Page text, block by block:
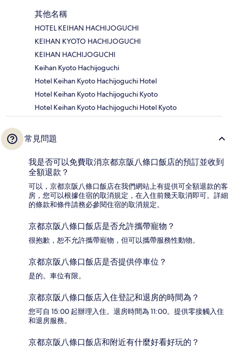
其他名稱
HOTEL KEIHAN HACHIJOGUCHI
KEIHAN KYOTO HACHIJOGUCHI
KEIHAN HACHIJOGUCHI
Keihan Kyoto Hachijoguchi
Hotel Keihan Kyoto Hachijoguchi Hotel
Hotel Keihan Kyoto Hachijoguchi Kyoto
Hotel Keihan Kyoto Hachijoguchi Hotel Kyoto
常見問題
我是否可以免費取消京都京阪八條口飯店的預訂並收到
全額退款？
可以，京都京阪八條口飯店在我們網站上有提供可全額退款的客
房，您可以根據住宿的取消規定，在入住前幾天取消即可。詳細
的條款和條件請務必參閱住宿的取消規定。
京都京阪八條口飯店是否允許攜帶寵物？
很抱歉，恕不允許攜帶寵物，但可以攜帶服務性動物。
京都京阪八條口飯店是否提供停車位？
是的。車位有限。
京都京阪八條口飯店入住登記和退房的時間為？
您可自 15:00 起辦理入住。退房時間為 11:00。提供零接觸入住
和退房服務。
京都京阪八條口飯店和附近有什麼好看好玩的？